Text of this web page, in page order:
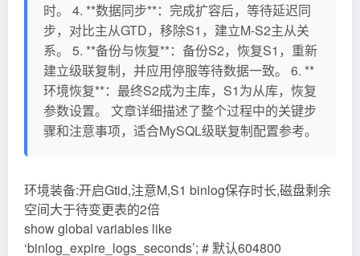
时。 4. **数据同步**：完成扩容后，等待延迟同
步，对比主从GTD，移除S1，建立M-S2主从关
系。 5. **备份与恢复**：备份S2，恢复S1，重新
建立级联复制，并应用停服等待数据一致。 6. **
环境恢复**：最终S2成为主库，S1为从库，恢复
参数设置。 文章详细描述了整个过程中的关键步
骤和注意事项，适合MySQL级联复制配置参考。
环境装备:开启Gtid,注意M,S1 binlog保存时长,磁盘剩余
空间大于待变更表的2倍
show global variables like
‘binlog_expire_logs_seconds’; # 默认604800